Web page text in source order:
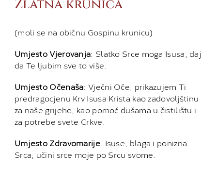
Zlatna krunica
(moli se na običnu Gospinu krunicu)
Umjesto Vjerovanja: Slatko Srce moga Isusa, daj
da Te ljubim sve to više.
Umjesto Očenaša: Vječni Oče, prikazujem Ti
predragocjenu Krv Isusa Krista kao zadovoljštinu
za naše grijehe, kao pomoć dušama u čistilištu i
za potrebe svete Crkve.
Umjesto Zdravomarije: Isuse, blaga i ponizna
Srca, učini srce moje po Srcu svome.